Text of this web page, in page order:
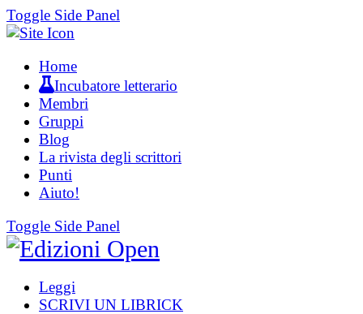
Toggle Side Panel
Home
Incubatore letterario
Membri
Gruppi
Blog
La rivista degli scrittori
Punti
Aiuto!
Toggle Side Panel
Leggi
SCRIVI UN LIBRICK